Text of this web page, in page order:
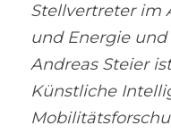
Stellvertreter im
und Energie
Andreas Steier
Künstliche